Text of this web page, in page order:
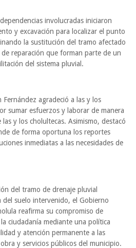
involucradas iniciaron
y excavación para localizar el punto
la sustitución del tramo afectado
reparación que forman parte de un
del sistema pluvial.
agradeció a las y los
sumar esfuerzos y laborar de manera
y los cholultecas. Asimismo, destacó
de forma oportuna los reportes
inmediatas a las necesidades de
del tramo de drenaje pluvial
del suelo intervenido, el Gobierno
reafirma su compromiso de
ciudadanía mediante una política
y atención permanente a las
y servicios públicos del municipio.